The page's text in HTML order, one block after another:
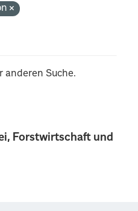
Forstwirtschaft und
anderen Suche.